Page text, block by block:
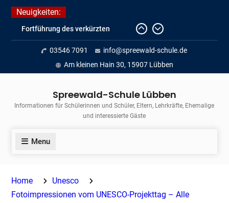
Skip
content
Neuigkeiten:
Fortführung des verkürzten
Unterrichts aufgrund der hohen
Temperaturen (22.06. bis
voraussichtlich zum 26.06.2026)
Journalismus hautnah
Insellauf 2026
03546 7091
info@spreewald-schule.de
Am kleinen Hain 30, 15907 Lübben
Spreewald-Schule Lübben
Informationen für Schülerinnen und Schüler, Eltern, Lehrkräfte, Ehemalige
und interessierte Gäste
Menu
Home
Unesco
Fotoimpressionen vom UNESCO-Projekttag – Alle